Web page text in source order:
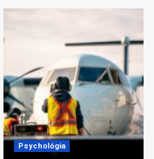
Psychológia